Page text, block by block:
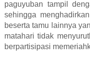
paguyuban tampil
sehingga
beserta tamu lainnya
matahari tidak
berpartisipasi